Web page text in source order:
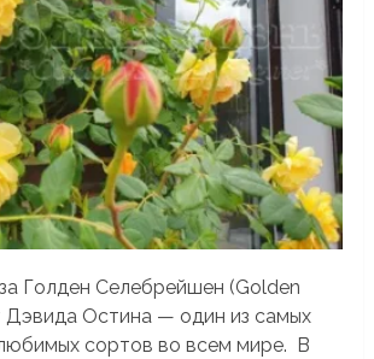
Голден Селебрейшен (Golden
Дэвида Остина — один из самых
сортов во всем мире. В